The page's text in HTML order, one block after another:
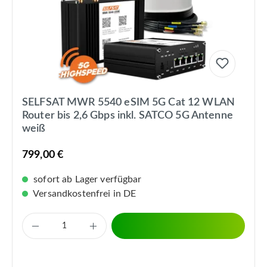
SELFSAT MWR 5540 eSIM 5G Cat 12 WLAN
Router bis 2,6 Gbps inkl. SATCO 5G Antenne
weiß
799,00 €
sofort ab Lager verfügbar
Versandkostenfrei in DE